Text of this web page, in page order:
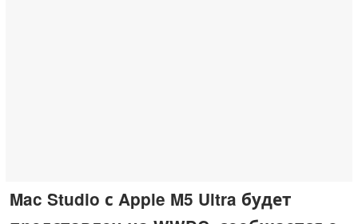
Mac Studio с Apple M5 Ultra будет